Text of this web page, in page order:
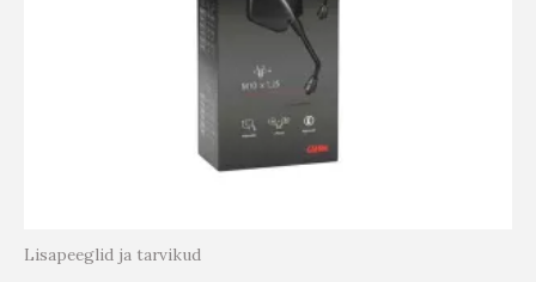
Lisapeeglid ja tarvikud